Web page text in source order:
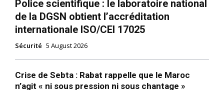
Police scientifique : le laboratoire national
de la DGSN obtient l’accréditation
internationale ISO/CEI 17025
Sécurité 5 August 2026
Crise de Sebta : Rabat rappelle que le Maroc
n’agit « ni sous pression ni sous chantage »